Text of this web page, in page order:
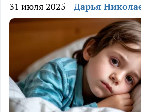
31 июля 2025 Дарья